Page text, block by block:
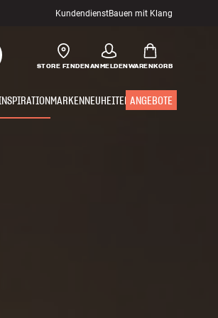
KundendienstBauen mit Klang
STORE FINDENANMELDENWARENKORB
MARKENNEUHEITEN ANGEBOTE